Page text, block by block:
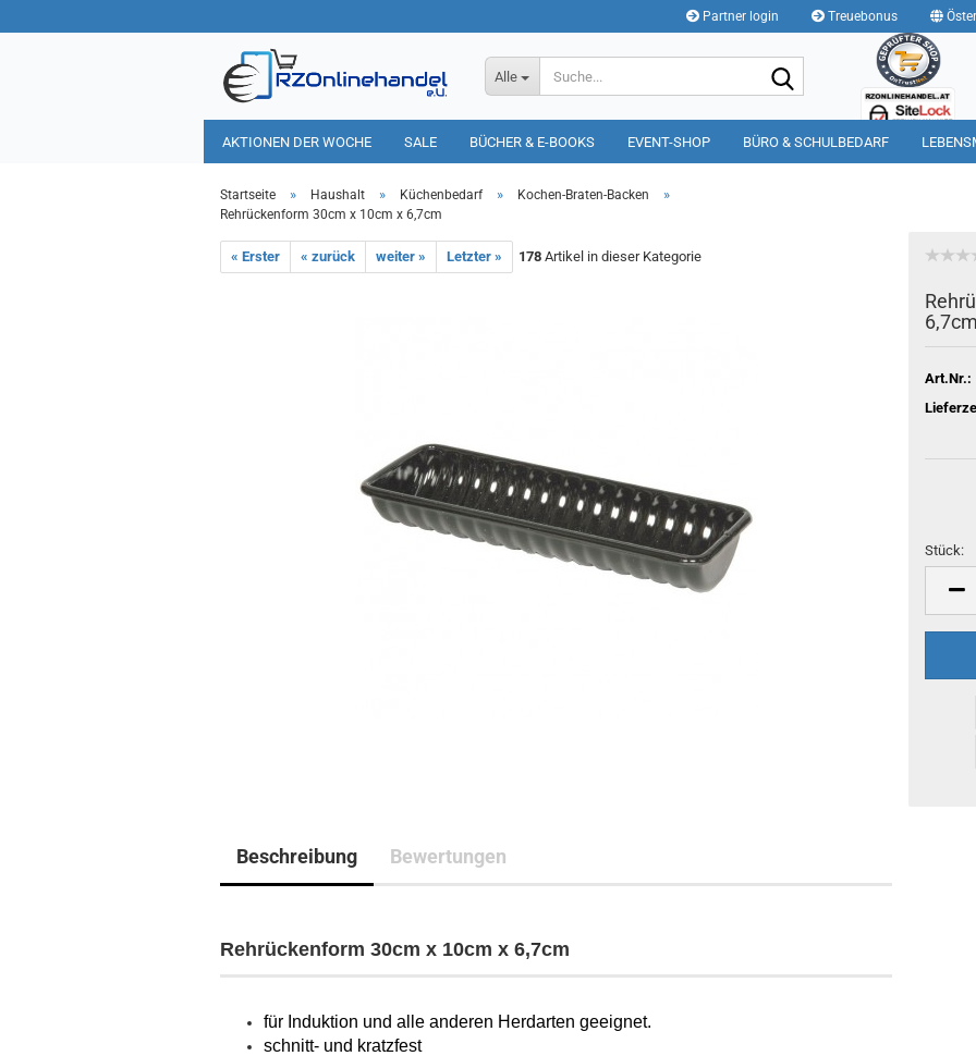
Partner login Treuebonus
Alle
AKTIONEN DER WOCHE SALE BÜCHER & E-BOOKS EVENT-SHOP BÜRO & SCHULBEDARF
HAUSHALT TIERBEDARF
Startseite » Haushalt » Küchenbedarf » Kochen-Braten-Backen »
Rehrückenform 30cm x 10cm x 6,7cm
« Erster « zurück weiter » Letzter » 178 Artikel in dieser Kategorie
6,7cm
Art.Nr.:
Stück:
Stück
Beschreibung Bewertungen
Rehrückenform 30cm x 10cm x 6,7cm
für Induktion und alle anderen Herdarten geeignet.
schnitt- und kratzfest